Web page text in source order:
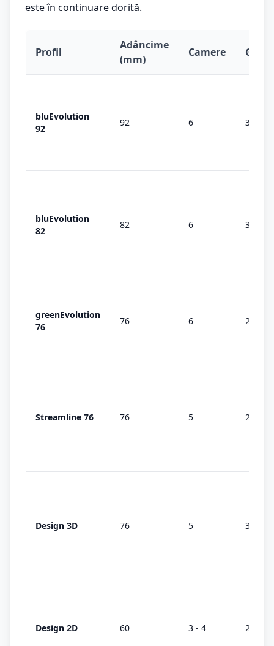
este în continuare dorită.
Profil
Adâncime
(mm)
Camere
bluEvolution
92
92 6 3 (MD)
bluEvolution
82
82 6 3 (MD)
greenEvolution
76
76 6 2/3
Streamline 76 76 5 2 (AD)
Design 3D 76 5 3 (MD)
Design 2D 60 3 - 4 2 (AD)